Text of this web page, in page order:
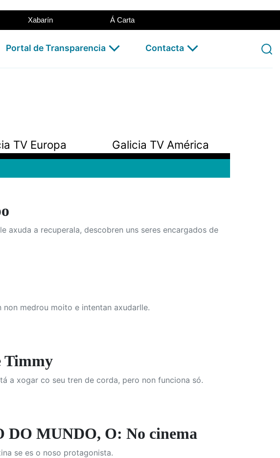
Xabarín Á Carta
Portal de Transparencia Contacta
TV Europa Galicia TV América
axuda a recuperala, descobren uns seres encargados de
medrou moito e intentan axudarlle.
Timmy
a xogar co seu tren de corda, pero non funciona só.
MUNDO, O: No cinema
se es o noso protagonista.